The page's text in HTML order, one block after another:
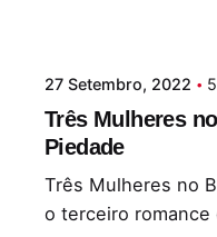
27 Setembro, 2022
Três Mulheres
Piedade
Três Mulheres no
o terceiro romance